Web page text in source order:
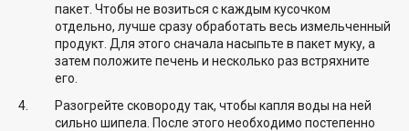
пакет. Чтобы не возиться с каждым кусочком
отдельно, лучше сразу обработать весь измельченный
продукт. Для этого сначала насыпьте в пакет муку, а
затем положите печень и несколько раз встряхните
его.
Разогрейте сковороду так, чтобы капля воды на ней
сильно шипела. После этого необходимо постепенно